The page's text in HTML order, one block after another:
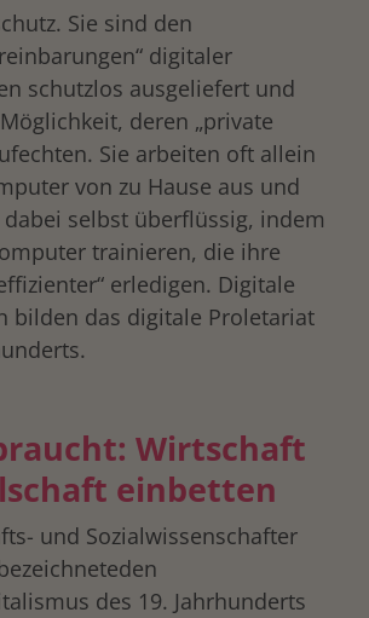
Sie sind den
digitaler
schutzlos ausgeliefert und
deren „private
Sie arbeiten oft allein
von zu Hause aus und
selbst überflüssig, indem
trainieren, die ihre
erledigen. Digitale
bilden das digitale Proletariat
Wirtschaft
einbetten
und Sozialwissenschafter
des 19. Jahrhunderts